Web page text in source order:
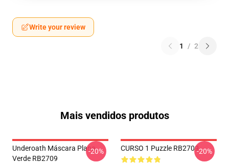
Write your review
1 / 2
Mais vendidos produtos
Underoath Máscara Plana
Verde RB2709
-20% CURSO 1 Puzzle RB2709-20%